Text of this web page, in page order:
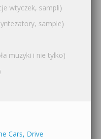
wtyczek, sampli)
sample)
muzyki i nie tylko)
Cars, Drive